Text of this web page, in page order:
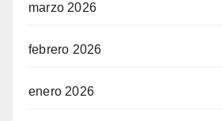
marzo 2026
febrero 2026
enero 2026